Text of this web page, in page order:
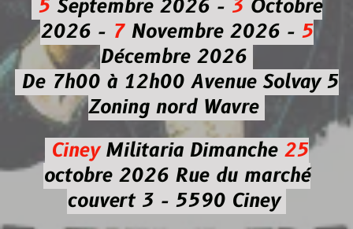
5Septembre 2026 - 3Octobre
2026 -7Novembre 2026 - 5
Décembre 2026
De 7h00 à 12h00 Avenue Solvay 5
Zoning nord Wavre
CineyMilitaria Dimanche 25
octobre 2026Rue du marché
couvert 3 - 5590 Ciney